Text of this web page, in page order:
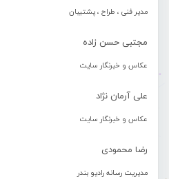
مدیر فنی ، طراح ، پشتیبان
مجتبی حسن زاده
عکاس و خبرنگار سایت
علی آرمان نژاد
عکاس و خبرنگار سایت
رضا محمودی
مدیریت رسانه رادیو بندر